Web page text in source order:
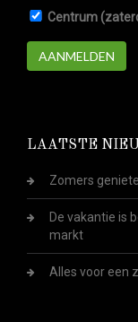
Centrum
AANMELDEN
LAATSTE
Zomers
De vakantie is
markt
Alles voor een